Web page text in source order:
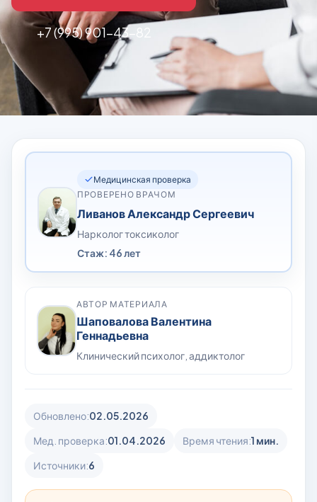
+7 (995) 901-43-82
Медицинская проверка
ПРОВЕРЕНО ВРАЧОМ
Ливанов Александр Сергеевич
Нарколог токсиколог
Стаж: 46 лет
АВТОР МАТЕРИАЛА
Шаповалова Валентина
Геннадьевна
Клинический психолог, аддиктолог
Обновлено:02.05.2026
Мед. проверка:01.04.2026 Время чтения:1 мин.
Источники:6